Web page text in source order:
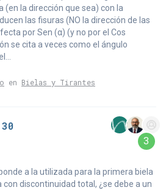
(en la dirección que sea) con la
las fisuras (NO la dirección de las
por Sen (α) (y no por el Cos
se cita a veces como el ángulo
en Bielas y Tirantes
3
a la utilizada para la primera biela
discontinuidad total, ¿se debe a un